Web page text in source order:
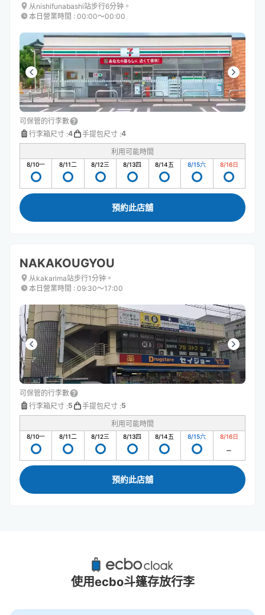
从nishifunabashi站步行6分钟。
本日營業時間 : 00:00〜00:00
可保管的行李數
行李箱尺寸 :4 手提包尺寸 :4
利用可能時間
8/10一 8/11二 8/12三 8/13四 8/14五 8/15六 8/16日
預約此店舖
NAKAKOUGYOU
从kakarima站步行1分钟。
本日營業時間 : 09:30〜17:00
可保管的行李數
行李箱尺寸 :5 手提包尺寸 :5
利用可能時間
8/10一 8/11二 8/12三 8/13四 8/14五 8/15六 8/16日
預約此店舖
南船橋站附近推薦的寄物櫃
0個投幣式置物櫃
使用ecbo斗篷存放行李